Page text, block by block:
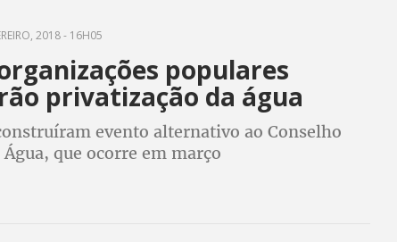
2018 - 16H05
populares
privatização da água
evento alternativo ao Conselho
que ocorre em março